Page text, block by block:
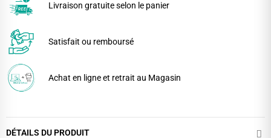
Livraison gratuite selon le panier
Satisfait ou remboursé
Achat en ligne et retrait au Magasin
DÉTAILS DU PRODUIT